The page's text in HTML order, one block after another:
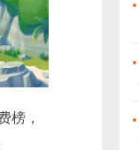
榜，